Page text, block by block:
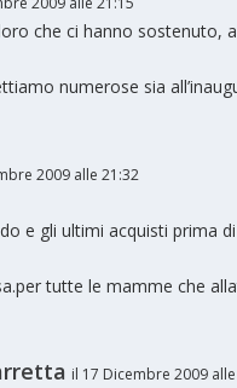
che ci hanno sostenuto,
numerose sia
2009 alle 21:32
e gli ultimi acquisti prima
tutte le mamme che
il 17 Dicembre 2009